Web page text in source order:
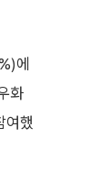
에
화
여했